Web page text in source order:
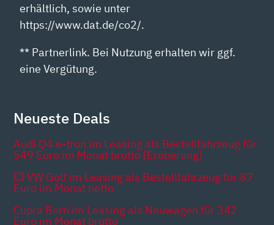
erhältlich, sowie unter
https://www.dat.de/co2/.
** Partnerlink. Bei Nutzung erhalten wir ggf.
eine Vergütung.
Neueste Deals
Audi Q4 e-tron im Leasing als Bestellfahrzeug für
549 Euro im Monat brutto [Eroberung]
💥 VW Golf im Leasing als Bestellfahrzeug für 87
Euro im Monat netto
Cupra Born im Leasing als Neuwagen für 342
Euro im Monat brutto